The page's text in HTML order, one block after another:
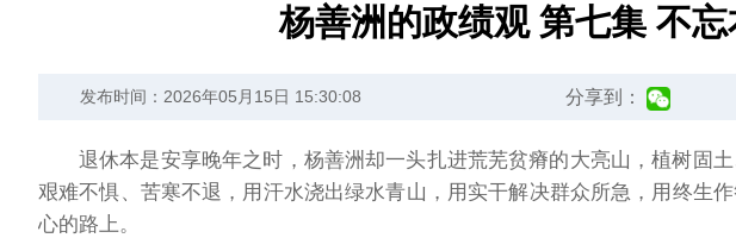
杨善洲的政绩观 第七集 不
发布时间：2026年05月15日 15:30:08 分享到：
退休本是安享晚年之时，杨善洲却一头扎进荒芜贫瘠的大亮山，植树固
艰难不惧、苦寒不退，用汗水浇出绿水青山，用实干解决群众所急，用终生
心的路上。